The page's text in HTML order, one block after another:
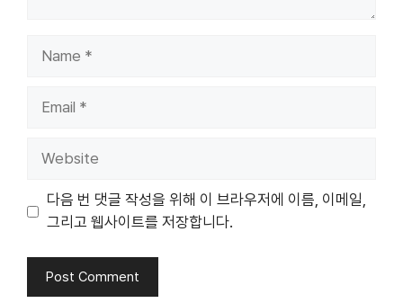
다음 번 댓글 작성을 위해 이 브라우저에 이름, 이메일,
그리고 웹사이트를 저장합니다.